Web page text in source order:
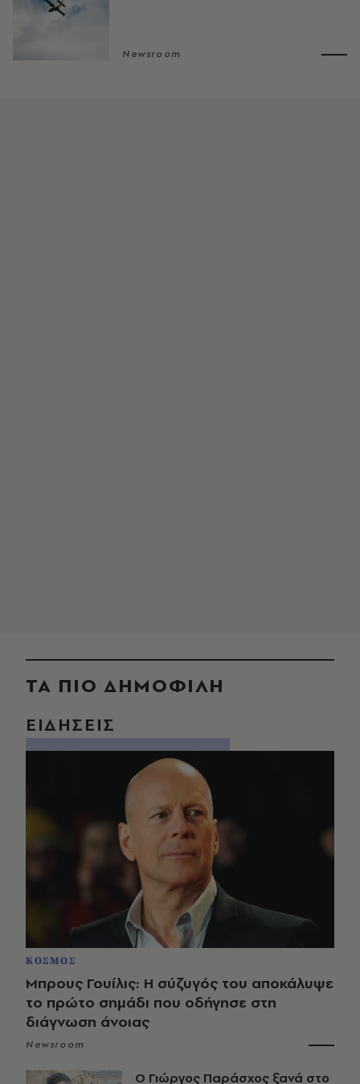
Newsroom
ΤΑ ΠΙΟ ΔΗΜΟΦΙΛΗ
ΕΙΔΗΣΕΙΣ
ΚΟΣΜΟΣ
Μπρους Γουίλις: Η σύζυγός του αποκάλυψε
το πρώτο σημάδι που οδήγησε στη
διάγνωση άνοιας
Newsroom
O Γιώργος Παράσχος ξανά στο